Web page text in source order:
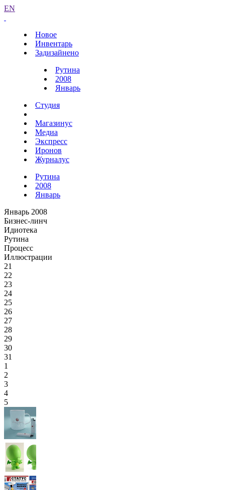
EN
Новое
Инвентарь
Задизайнено
Рутина
2008
Январь
Студия
Магазинус
Медиа
Экспресс
Иронов
Журналус
Рутина
2008
Январь
Январь 2008
Бизнес-линч
Идиотека
Рутина
Процесс
Иллюстрации
21
22
23
24
25
26
27
28
29
30
31
1
2
3
4
5